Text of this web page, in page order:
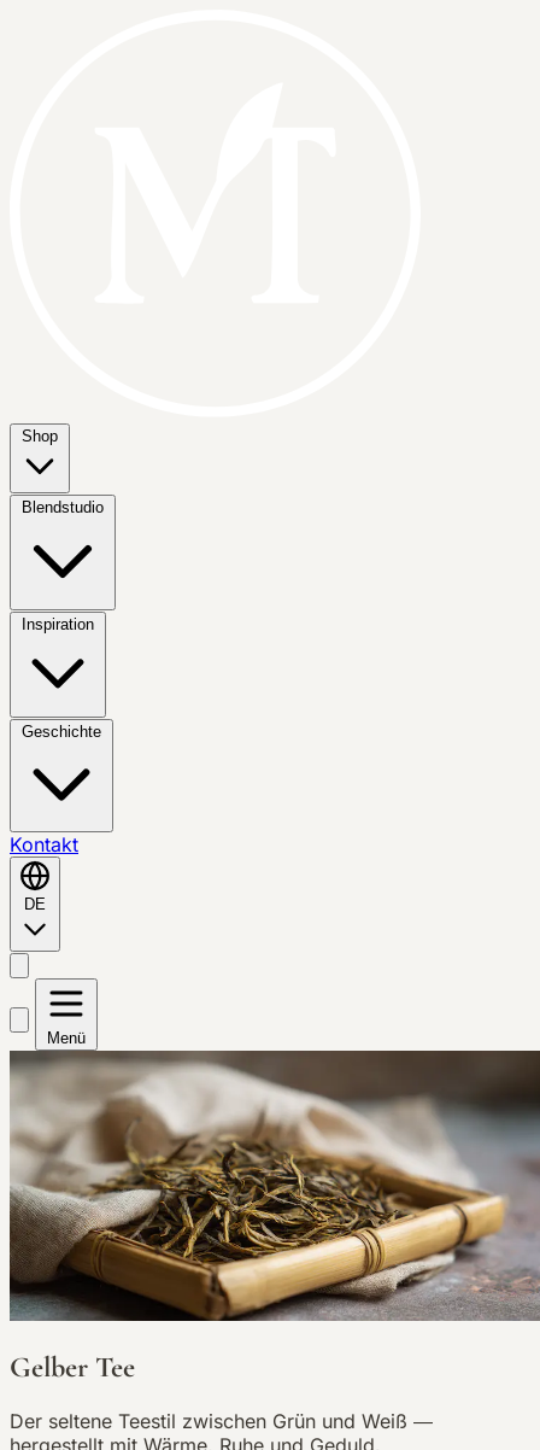
Shop
Blendstudio
Inspiration
Geschichte
Kontakt
DE
Menü
Gelber Tee
Der seltene Teestil zwischen Grün und Weiß —